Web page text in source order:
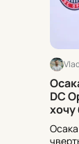
DC
Осака